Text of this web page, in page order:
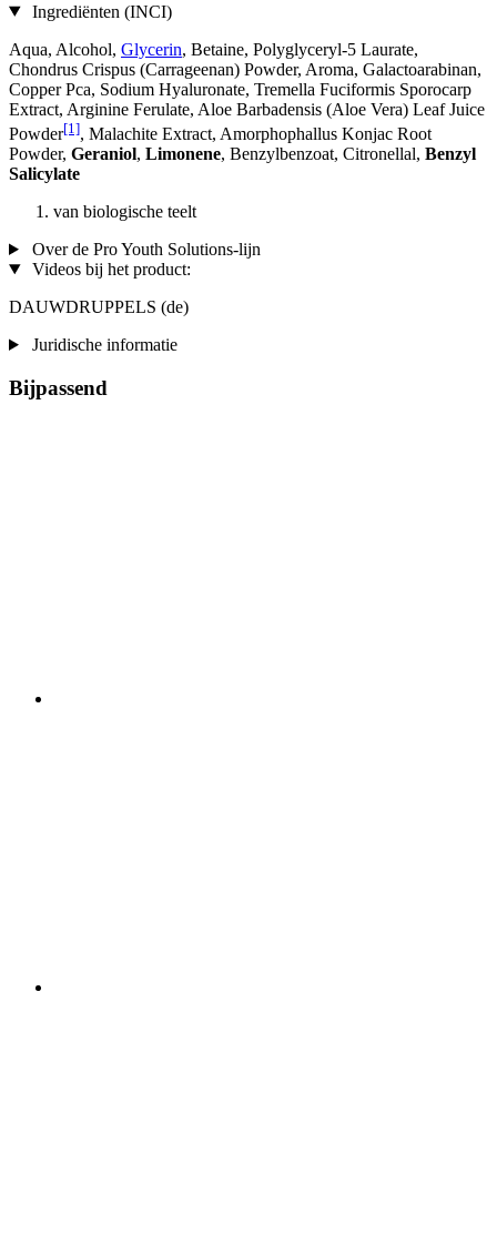
Ingrediënten (INCI)
Aqua, Alcohol, Glycerin, Betaine, Polyglyceryl-5 Laurate,
Chondrus Crispus (Carrageenan) Powder, Aroma, Galactoarabinan,
Copper Pca, Sodium Hyaluronate, Tremella Fuciformis Sporocarp
Extract, Arginine Ferulate, Aloe Barbadensis (Aloe Vera) Leaf Juice
Powder[1], Malachite Extract, Amorphophallus Konjac Root
Powder, Geraniol, Limonene, Benzylbenzoat, Citronellal, Benzyl
Salicylate
van biologische teelt
Over de Pro Youth Solutions-lijn
Videos bij het product:
DAUWDRUPPELS (de)
Juridische informatie
Bijpassend